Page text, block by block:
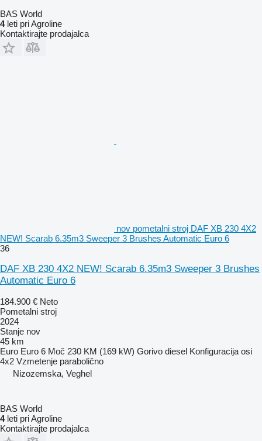
BAS World
4leti pri Agroline
Kontaktirajte prodajalca
nov pometalni stroj DAF XB 230 4X2
NEW! Scarab 6.35m3 Sweeper 3 Brushes Automatic Euro 6
36
DAF XB 230 4X2 NEW! Scarab 6.35m3 Sweeper 3 Brushes
Automatic Euro 6
184.900 € Neto
Pometalni stroj
2024
Stanje nov
45 km
Euro Euro 6 Moč 230 KM (169 kW) Gorivo diesel Konfiguracija osi
4x2 Vzmetenje parabolično
Nizozemska, Veghel
BAS World
4leti pri Agroline
Kontaktirajte prodajalca